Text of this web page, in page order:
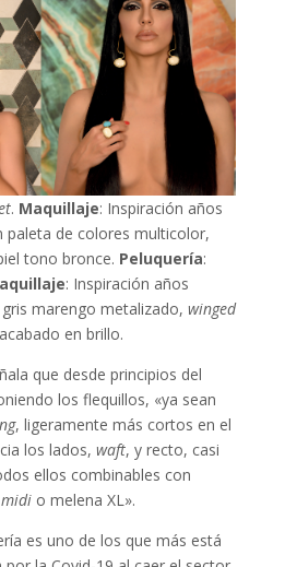
. Maquillaje: Inspiración años
paleta de colores multicolor,
tono bronce. Peluquería:
: Inspiración años
marengo metalizado, winged
en brillo.
que desde principios del
los flequillos, «ya sean
, ligeramente más cortos en el
los lados, waft, y recto, casi
ellos combinables con
midio melena XL».
es uno de los que más está